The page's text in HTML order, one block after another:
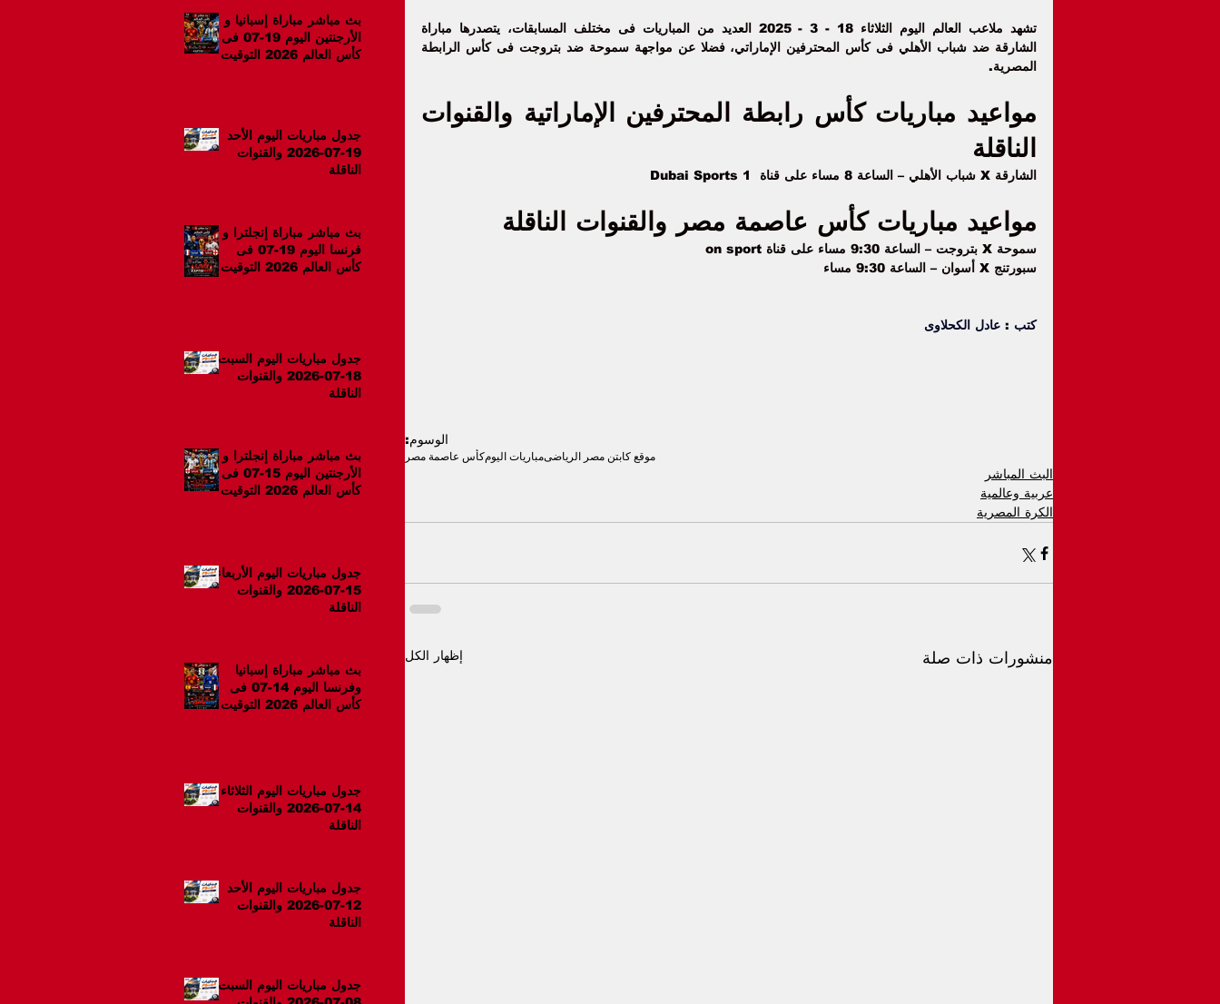
بث مباشر مباراة إسبانيا و
الأرجنتين اليوم 19-07 فى
كأس العالم 2026 التوقيت
جدول مباريات اليوم الأحد
19-07-2026 والقنوات
الناقلة
بث مباشر مباراة إنجلترا و
فرنسا اليوم 19-07 فى
كأس العالم 2026 التوقيت
جدول مباريات اليوم السبت
18-07-2026 والقنوات
الناقلة
بث مباشر مباراة إنجلترا و
الأرجنتين اليوم 15-07 فى
كأس العالم 2026 التوقيت
جدول مباريات اليوم الأربعاء
15-07-2026 والقنوات
الناقلة
بث مباشر مباراة إسبانيا
وفرنسا اليوم 14-07 فى
كأس العالم 2026 التوقيت
جدول مباريات اليوم الثلاثاء
14-07-2026 والقنوات
الناقلة
جدول مباريات اليوم الأحد
12-07-2026 والقنوات
الناقلة
جدول مباريات اليوم السبت
تشهد ملاعب العالم اليوم الثلاثاء 18 - 3 - 2025 العديد من المباريات فى مختلف المسابقات، يتصدرها مباراة
الشارقة ضد شباب الأهلي فى كأس المحترفين الإماراتي، فضلا عن مواجهة سموحة ضد بتروجت
المصرية.
الناقلة
الشارقة X شباب الأهلي – الساعة 8 مساء على قناة  Dubai Sports 1
مواعيد مباريات كأس عاصمة مصر والقنوات الناقلة
سموحة X بتروجت – الساعة 9:30 مساء على قناة on sport
سبورتنج X أسوان – الساعة 9:30 مساء
كتب : عادل الكحلاوى
الوسوم:
موقع كابتن مصر الرياضىمباريات اليومكأس عاصمة مصر
البث المباشر
عربية وعالمية
الكرة المصرية
منشورات ذات صلة إظهار الكل